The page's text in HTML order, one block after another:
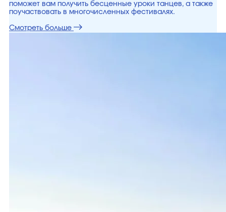
поможет вам получить бесценные уроки танцев, а также
поучаствовать в многочисленных фестивалях.
Смотреть больше